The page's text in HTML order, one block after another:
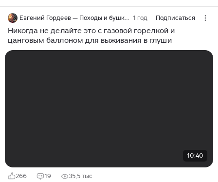
Евгений Гордеев — Походы и бушкрафт 1 год Подписаться
Никогда не делайте это с газовой горелкой и
цанговым баллоном для выживания в глуши
10:40
266 19 35,5 тыс